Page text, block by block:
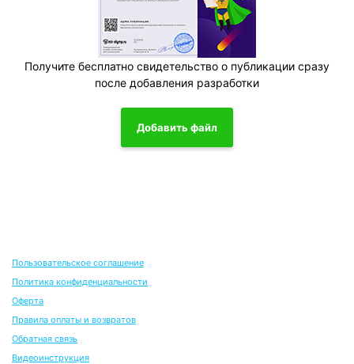
Получите бесплатно свидетельство о публикации сразу
после добавления разработки
Добавить файл
Пользовательское соглашение
Политика конфиденциальности
Оферта
Правила оплаты и возвратов
Обратная связь
Видеоинструкция